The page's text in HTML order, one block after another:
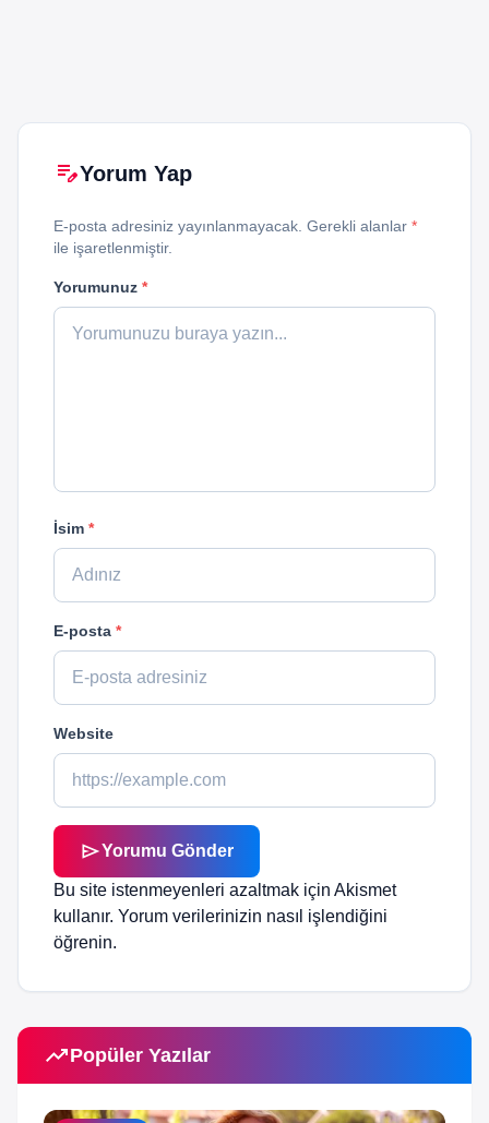
edit_noteYorum Yap
E-posta adresiniz yayınlanmayacak. Gerekli alanlar *
ile işaretlenmiştir.
Yorumunuz *
İsim *
E-posta *
Website
sendYorumu Gönder
Bu site istenmeyenleri azaltmak için Akismet
kullanır. Yorum verilerinizin nasıl işlendiğini
öğrenin.
trending_upPopüler Yazılar